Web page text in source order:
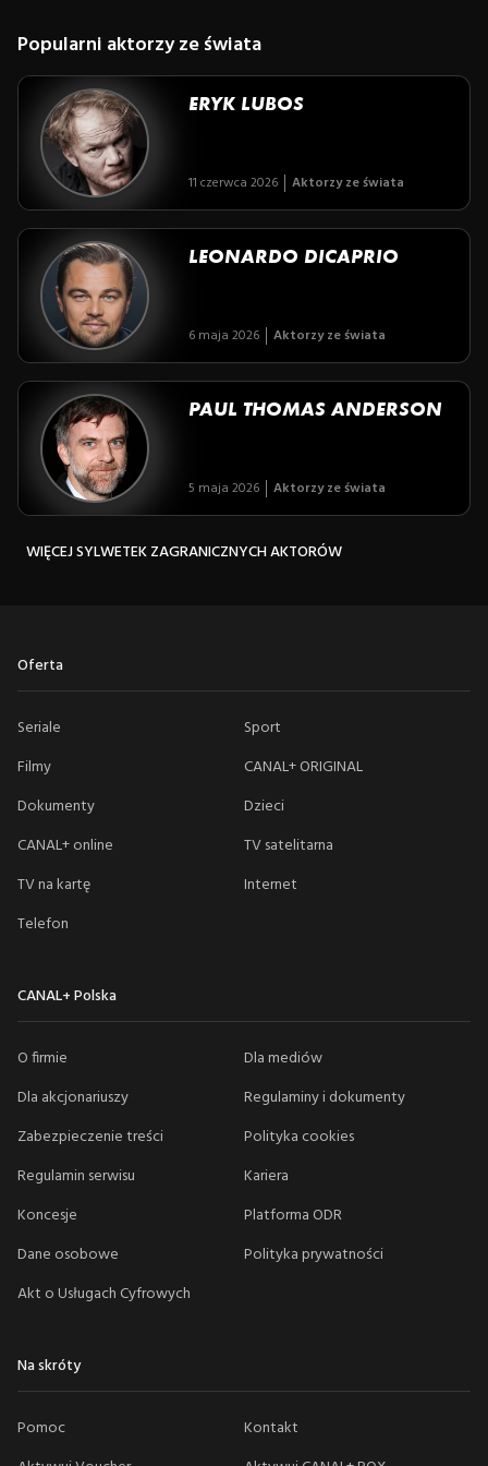
Popularni aktorzy ze świata
ERYK LUBOS
11 czerwca 2026 Aktorzy ze świata
LEONARDO DICAPRIO
6 maja 2026 Aktorzy ze świata
PAUL THOMAS ANDERSON
5 maja 2026 Aktorzy ze świata
WIĘCEJ SYLWETEK ZAGRANICZNYCH AKTORÓW
Oferta
Seriale
Sport
Filmy
CANAL+ ORIGINAL
Dokumenty
Dzieci
CANAL+ online
TV satelitarna
TV na kartę
Internet
Telefon
CANAL+ Polska
O firmie
Dla mediów
Dla akcjonariuszy
Regulaminy i dokumenty
Zabezpieczenie treści
Polityka cookies
Regulamin serwisu
Kariera
Koncesje
Platforma ODR
Dane osobowe
Polityka prywatności
Akt o Usługach Cyfrowych
Na skróty
Pomoc
Kontakt